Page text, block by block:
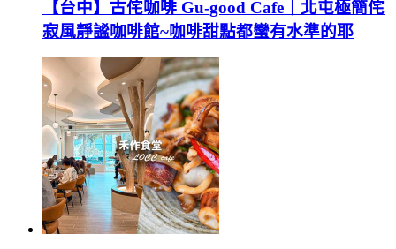
【台中】古侘咖啡 Gu-good Cafe｜北屯極簡侘
寂風靜謐咖啡館~咖啡甜點都蠻有水準的耶